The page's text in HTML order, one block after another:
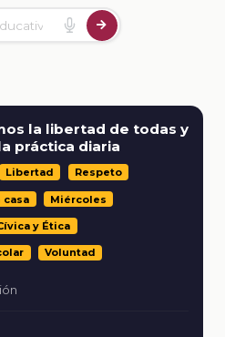
la libertad de todas y
práctica diaria
Libertad Respeto
casa Miércoles
y Ética
Voluntad